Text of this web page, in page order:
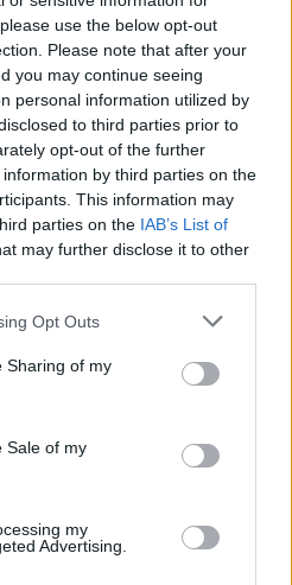
use the below opt-out
Please note that after your
you may continue seeing
personal information utilized by
to third parties prior to
opt-out of the further
by third parties on the
This information may
parties on the IAB’s List of
may further disclose it to other
Opt Outs
Sharing of my
Sale of my
my
Advertising.
noru, nes noriu, kad
maistą, noriu matyti
ir girdėti prašymą
kokių produktų
sveikos mitybos
atsirinkdavau,
medžiagas.
sveikai ir
rasti visiems